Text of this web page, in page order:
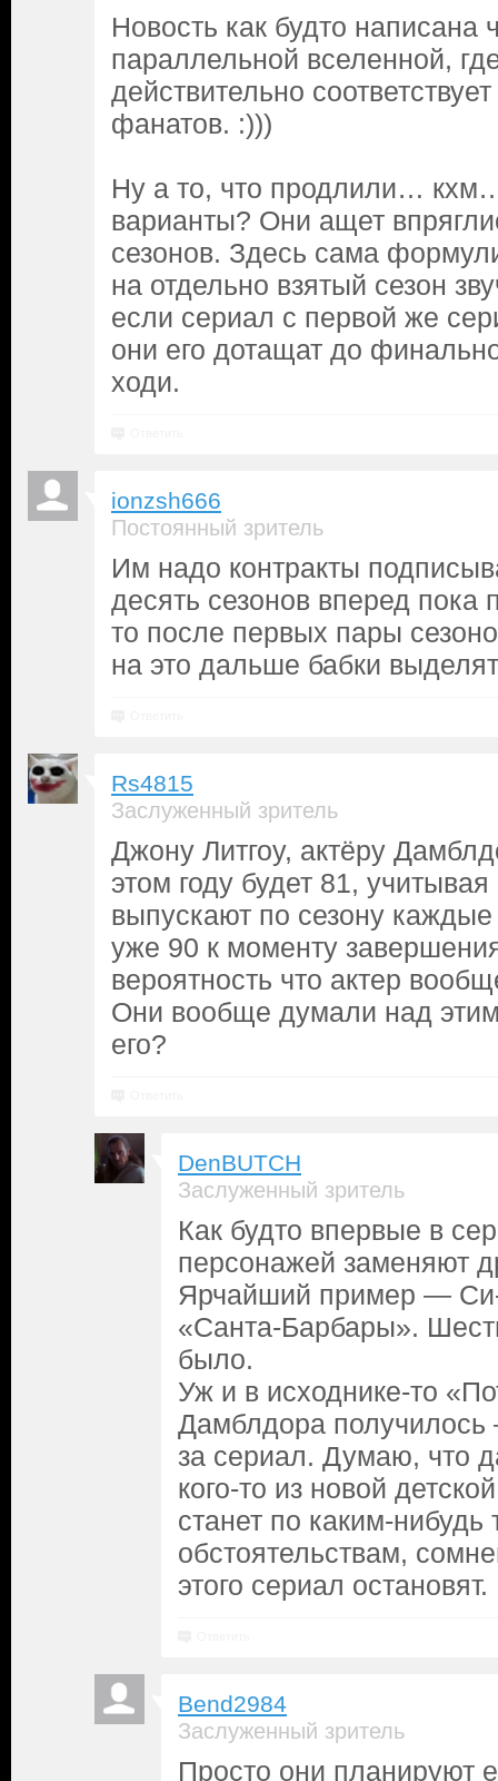
Новость как будто написана
параллельной вселенной,
действительно
фанатов. :)))
Ну а то, что продлили…
варианты? Они ащет
сезонов. Здесь сама
на отдельно взятый сезон
если сериал с первой же
они его дотащат до
ходи.
ionzsh666
Постоянный зритель
Им надо контракты
десять сезонов вперед
то после первых пары
на это дальше бабки
Rs4815
Заслуженный зритель
Джону Литгоу, актёру
этом году будет 81,
выпускают по сезону каждые
уже 90 к моменту
вероятность что актер
Они вообще думали над
его?
DenBUTCH
Заслуженный зритель
Как будто впервые в
персонажей заменяют
Ярчайший пример —
«Санта-Барбары».
было.
Уж и в исходнике-то
Дамблдора
за сериал. Думаю, что
кого-то из новой
станет по каким-нибудь
обстоятельствам,
этого сериал остановят.
Bend2984
Заслуженный зритель
Просто они планируют